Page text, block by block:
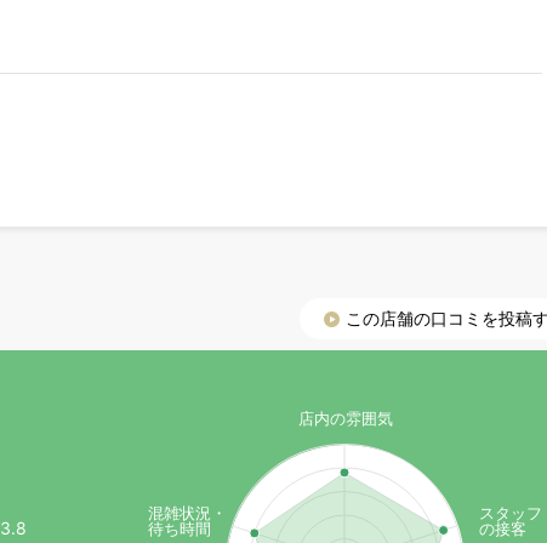
この店舗の口コミを投稿
3.8
店内の雰囲気
スタッフ
の接客
混雑状況・
待ち時間